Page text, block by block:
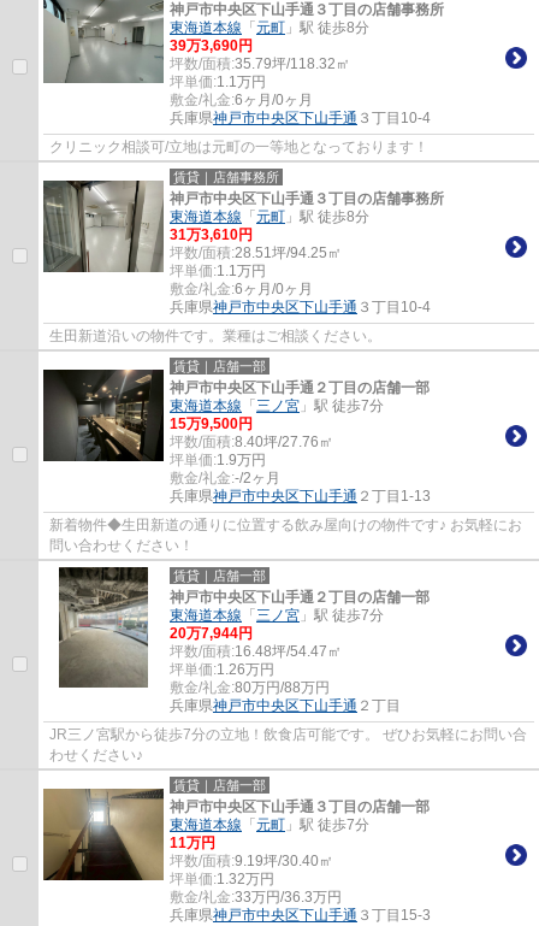
神戸市中央区下山手通３丁目の店舗事務所
東海道本線 「 元町 」駅 徒歩8分
39万3,690円
坪数/面積:35.79坪/118.32㎡
坪単価:1.1万円
敷金/礼金:6ヶ月/0ヶ月
兵庫県神戸市中央区下山手通 ３丁目10-4
クリニック相談可/立地は元町の一等地となっております！
賃貸｜店舗事務所
神戸市中央区下山手通３丁目の店舗事務所
東海道本線 「 元町 」駅 徒歩8分
31万3,610円
坪数/面積:28.51坪/94.25㎡
坪単価:1.1万円
敷金/礼金:6ヶ月/0ヶ月
兵庫県神戸市中央区下山手通 ３丁目10-4
生田新道沿いの物件です。業種はご相談ください。
賃貸｜店舗一部
神戸市中央区下山手通２丁目の店舗一部
東海道本線 「 三ノ宮 」駅 徒歩7分
15万9,500円
坪数/面積:8.40坪/27.76㎡
坪単価:1.9万円
敷金/礼金:-/2ヶ月
兵庫県神戸市中央区下山手通 ２丁目1-13
新着物件◆生田新道の通りに位置する飲み屋向けの物件です♪ お気軽にお
問い合わせください！
賃貸｜店舗一部
神戸市中央区下山手通２丁目の店舗一部
東海道本線 「 三ノ宮 」駅 徒歩7分
20万7,944円
坪数/面積:16.48坪/54.47㎡
坪単価:1.26万円
敷金/礼金:80万円/88万円
兵庫県神戸市中央区下山手通 ２丁目
JR三ノ宮駅から徒歩7分の立地！飲食店可能です。 ぜひお気軽にお問い合
わせください♪
賃貸｜店舗一部
神戸市中央区下山手通３丁目の店舗一部
東海道本線 「 元町 」駅 徒歩7分
11万円
坪数/面積:9.19坪/30.40㎡
坪単価:1.32万円
敷金/礼金:33万円/36.3万円
兵庫県神戸市中央区下山手通 ３丁目15-3